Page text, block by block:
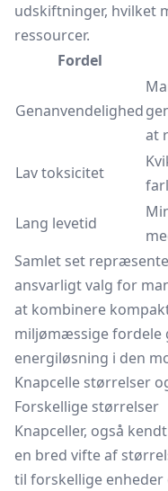
udskiftninger, hvilket
ressourcer.
Fordel
Genanvendelighed
at
Lav toksicitet
Lang levetid
Samlet set
ansvarligt valg for
at kombinere
miljømæssige
energiløsning i den
Knapcelle størrelser
Forskellige størrelser
Knapceller, også
en bred vifte af
til forskellige